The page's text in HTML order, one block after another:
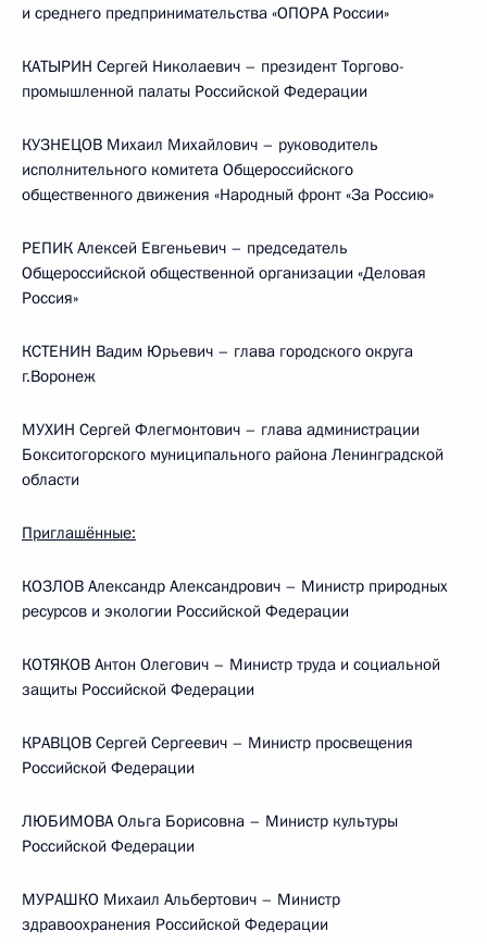
и среднего предпринимательства «ОПОРА России»
КАТЫРИН Сергей Николаевич – президент Торгово-
промышленной палаты Российской Федерации
КУЗНЕЦОВ Михаил Михайлович – руководитель
исполнительного комитета Общероссийского
общественного движения «Народный фронт «За Россию»
РЕПИК Алексей Евгеньевич – председатель
Общероссийской общественной организации «Деловая
Россия»
КСТЕНИН Вадим Юрьевич – глава городского округа
г.Воронеж
МУХИН Сергей Флегмонтович – глава администрации
Бокситогорского муниципального района Ленинградской
области
Приглашённые:
КОЗЛОВ Александр Александрович – Министр природных
ресурсов и экологии Российской Федерации
КОТЯКОВ Антон Олегович – Министр труда и социальной
защиты Российской Федерации
КРАВЦОВ Сергей Сергеевич – Министр просвещения
Российской Федерации
ЛЮБИМОВА Ольга Борисовна – Министр культуры
Российской Федерации
МУРАШКО Михаил Альбертович – Министр
здравоохранения Российской Федерации